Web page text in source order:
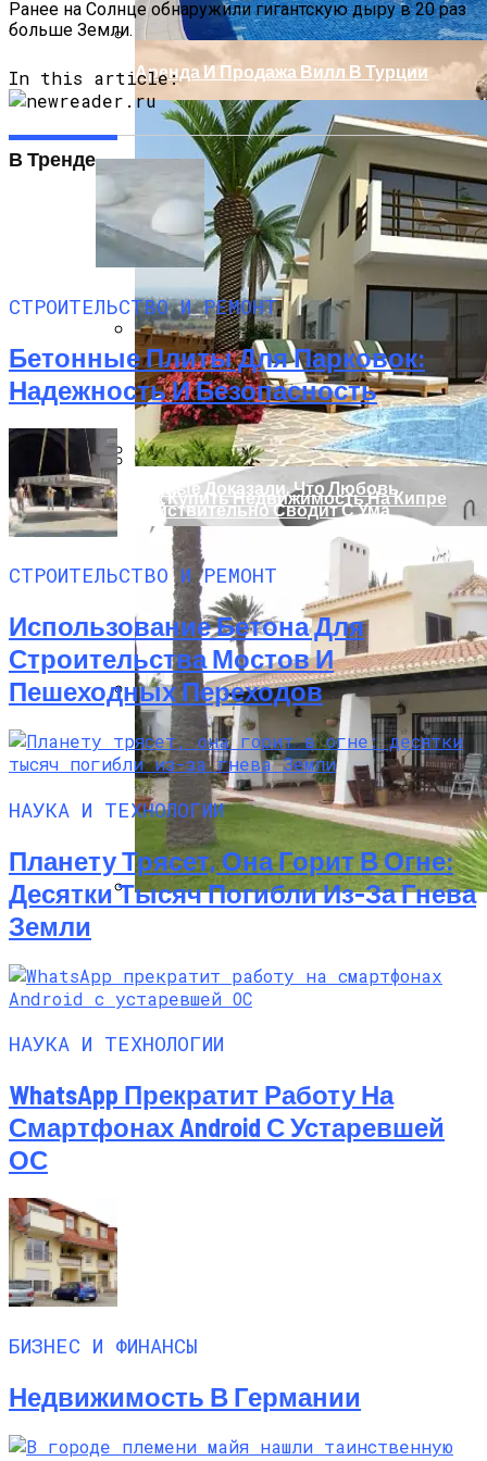
Из Чего Состоит Бетон?
Производство Плит Перекрытия ВП В
Москве
Вопросы К НАСА По Поводу Конца
Света
Ученые Доказали, Что Любовь
Действительно Сводит С Ума
Аренда И Продажа Вилл В Турции
Как Купить Недвижимость На Кипре
Ранее на Солнце обнаружили гигантскую дыру в 20 раз
больше Земли.
In this article:
В Тренде
СТРОИТЕЛЬСТВО И РЕМОНТ
Бетонные Плиты Для Парковок:
Надежность И Безопасность
СТРОИТЕЛЬСТВО И РЕМОНТ
Использование Бетона Для
Строительства Мостов И
Пешеходных Переходов
НАУКА И ТЕХНОЛОГИИ
Планету Трясет, Она Горит В Огне:
Десятки Тысяч Погибли Из-За Гнева
Земли
НАУКА И ТЕХНОЛОГИИ
WhatsApp Прекратит Работу На
Смартфонах Android С Устаревшей
ОС
БИЗНЕС И ФИНАНСЫ
Недвижимость В Германии